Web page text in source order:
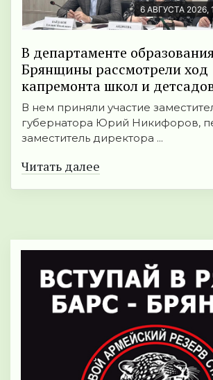
6 АВГУСТА 2026,
В департаменте
Брянщины рассмотрели ход
капремонта школ и
В нем приняли участие
губернатора Юрий Никифоров,
заместитель директора ...
Читать далее